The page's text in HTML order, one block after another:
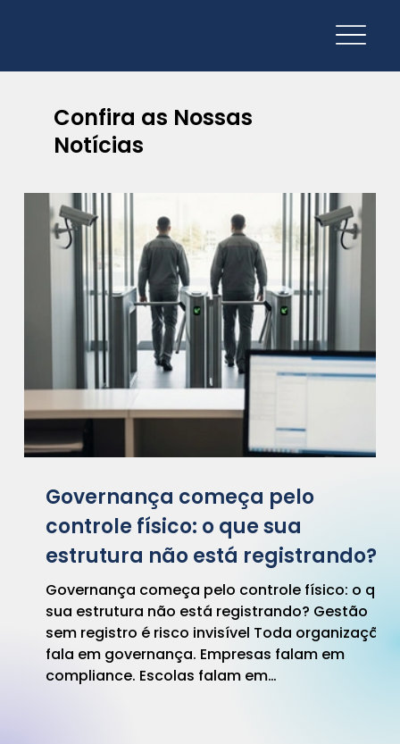
Confira as Nossas
Notícias
Governança começa pelo
controle físico: o que sua
estrutura não está registrando?
Governança começa pelo controle físico: o que
sua estrutura não está registrando? Gestão
sem registro é risco invisível Toda organização
fala em governança. Empresas falam em
compliance. Escolas falam em